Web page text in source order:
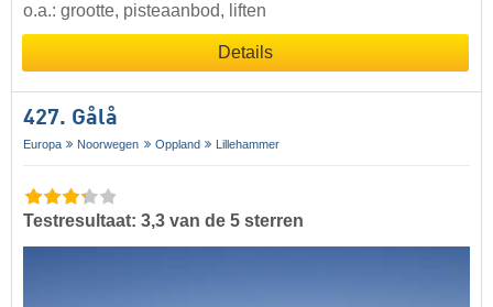
o.a.: grootte, pisteaanbod, liften
Details
427. Gålå
Europa Noorwegen Oppland Lillehammer
Testresultaat: 3,3 van de 5 sterren